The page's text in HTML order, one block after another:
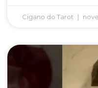
Cigano do Tarot